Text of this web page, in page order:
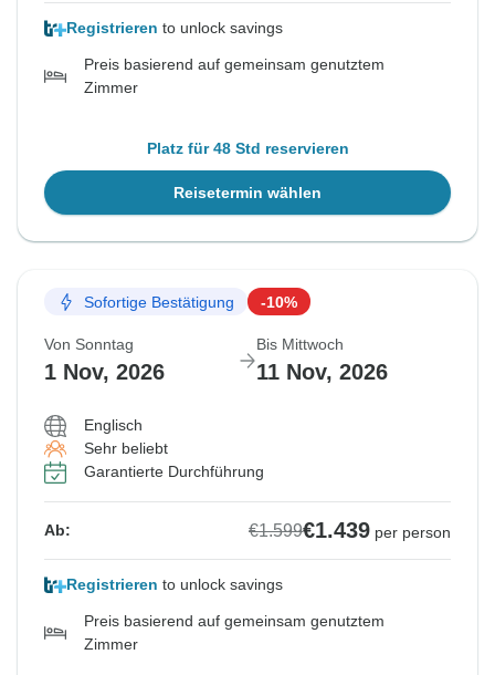
Registrieren to unlock savings
Preis basierend auf gemeinsam genutztem
Zimmer
Platz für 48 Std reservieren
Reisetermin wählen
Sofortige Bestätigung -10%
Von Sonntag
1 Nov, 2026
Bis Mittwoch
11 Nov, 2026
Englisch
Sehr beliebt
Garantierte Durchführung
Ab: €1.599€1.439 per person
Registrieren to unlock savings
Preis basierend auf gemeinsam genutztem
Zimmer